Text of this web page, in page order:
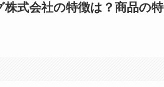
株式会社の特徴は？商品の特